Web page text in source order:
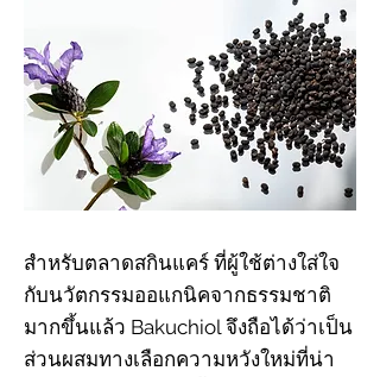
สำหรับตลาดสกินแคร์ ที่ผู้ใช้ต่างใส่ใจ
กับนวัตกรรมออแกนิคจากธรรมชาติ
มากขึ้นแล้ว Bakuchiol จึงถือได้ว่าเป็น
ส่วนผสมทางเลือกความหวังใหม่ที่น่า